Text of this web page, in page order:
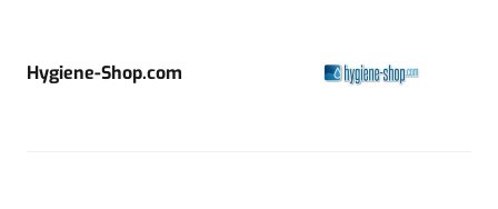
Hygiene-Shop.com